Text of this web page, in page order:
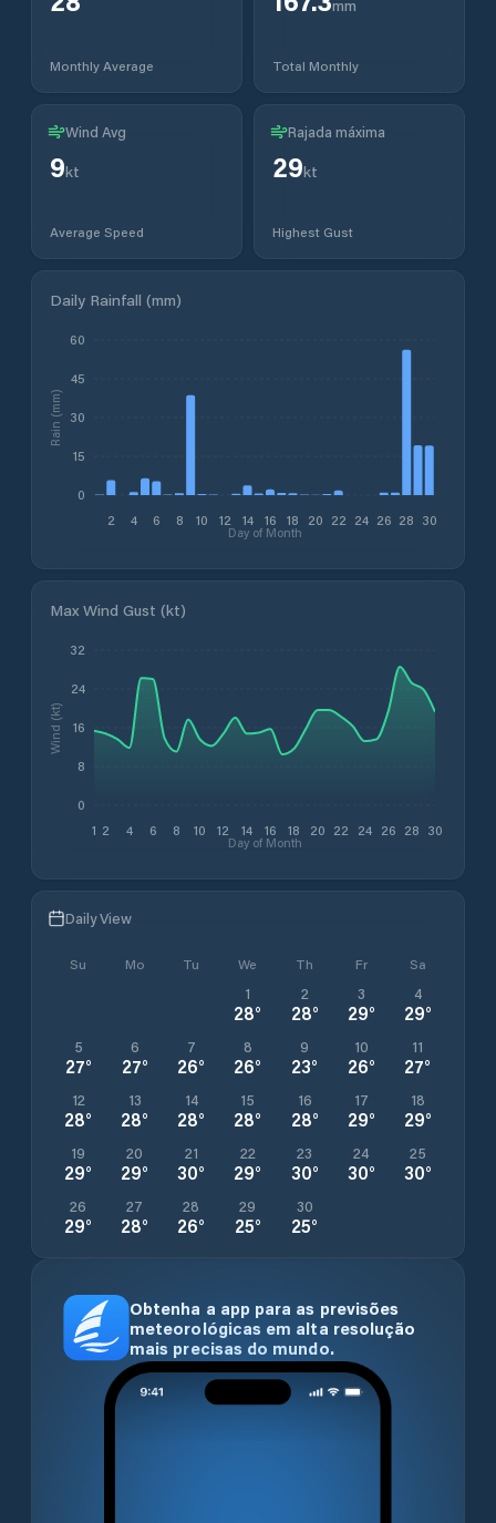
Monthly Average
mm
Total Monthly
Wind Avg
9kt
Average Speed
Rajada máxima
29kt
Highest Gust
Daily Rainfall (mm)
2 4 6 8 10 12 14 16 18 20 22 24 26 28 30
Day of Month
0
15
30
45
60
Rain (mm)
Max Wind Gust (kt)
1 2 4 6 8 10 12 14 16 18 20 22 24 26 28 30
Day of Month
0
8
16
24
32
Wind (kt)
Daily View
Su Mo Tu We Th Fr Sa
1
28°
2
28°
3
29°
4
29°
5
27°
6
27°
7
26°
8
26°
9
23°
10
26°
11
27°
12
28°
13
28°
14
28°
15
28°
16
28°
17
29°
18
29°
19
29°
20
29°
21
30°
22
29°
23
30°
24
30°
25
30°
26
29°
27
28°
28
26°
29
25°
30
25°
Obtenha a app para as previsões
meteorológicas em alta resolução
mais precisas do mundo.